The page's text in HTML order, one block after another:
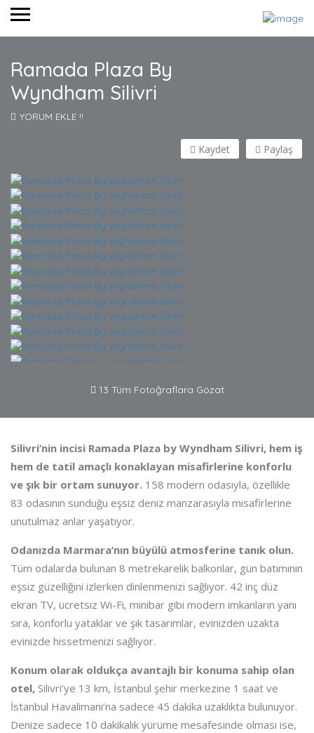
Ramada Plaza By
Wyndham Silivri
YORUM EKLE !!
Paylaş
Kaydet
13 Tüm Fotoğraflara Gözat
Silivri’nin incisi Ramada Plaza by Wyndham Silivri, hem iş
hem de tatil amaçlı konaklayan misafirlerine konforlu
ve şık bir ortam sunuyor. 158 modern odasıyla, özellikle
83 odasının sunduğu eşsiz deniz manzarasıyla misafirlerine
unutulmaz anlar yaşatıyor.
Odanızda Marmara’nın büyülü atmosferine tanık olun.
Tüm odalarda bulunan 8 metrekarelik balkonlar, gün batımının
eşsiz güzelliğini izlerken dinlenmenizi sağlıyor. 42 inç düz
ekran TV, ücretsiz Wi-Fi, minibar gibi modern imkanların yanı
sıra, konforlu yataklar ve şık tasarımlar, evinizden uzakta
evinizde hissetmenizi sağlıyor.
Konum olarak oldukça avantajlı bir konuma sahip olan
otel, Silivri’ye 13 km, İstanbul şehir merkezine 1 saat ve
İstanbul Havalimanı’na sadece 45 dakika uzaklıkta bulunuyor.
Denize sadece 10 dakikalık yürüme mesafesinde olması ise,